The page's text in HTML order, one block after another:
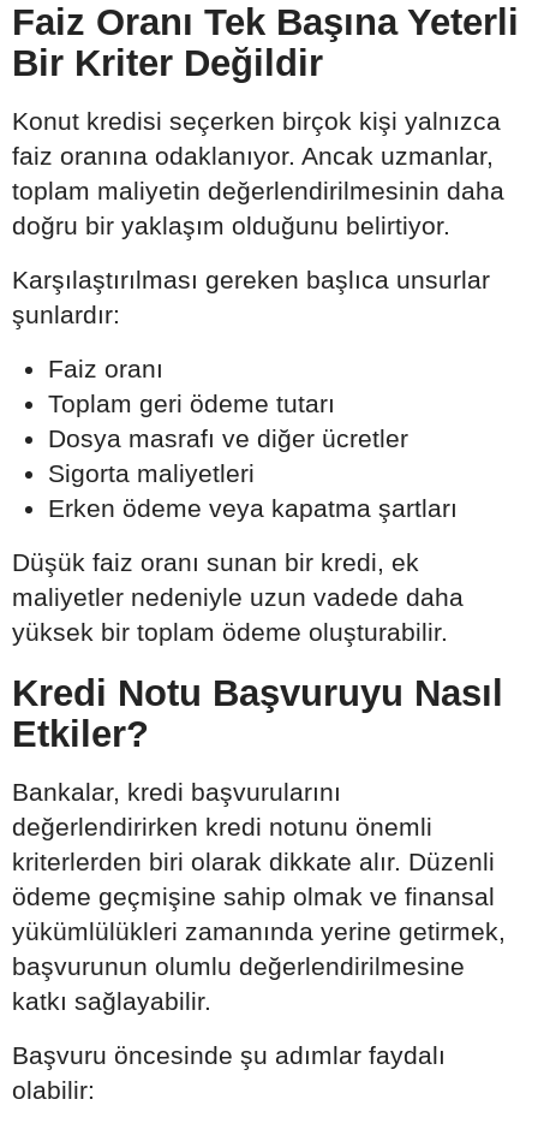
Faiz Oranı Tek Başına Yeterli
Bir Kriter Değildir
Konut kredisi seçerken birçok kişi yalnızca
faiz oranına odaklanıyor. Ancak uzmanlar,
toplam maliyetin değerlendirilmesinin daha
doğru bir yaklaşım olduğunu belirtiyor.
Karşılaştırılması gereken başlıca unsurlar
şunlardır:
Faiz oranı
Toplam geri ödeme tutarı
Dosya masrafı ve diğer ücretler
Sigorta maliyetleri
Erken ödeme veya kapatma şartları
Düşük faiz oranı sunan bir kredi, ek
maliyetler nedeniyle uzun vadede daha
yüksek bir toplam ödeme oluşturabilir.
Kredi Notu Başvuruyu Nasıl
Etkiler?
Bankalar, kredi başvurularını
değerlendirirken kredi notunu önemli
kriterlerden biri olarak dikkate alır. Düzenli
ödeme geçmişine sahip olmak ve finansal
yükümlülükleri zamanında yerine getirmek,
başvurunun olumlu değerlendirilmesine
katkı sağlayabilir.
Başvuru öncesinde şu adımlar faydalı
olabilir: